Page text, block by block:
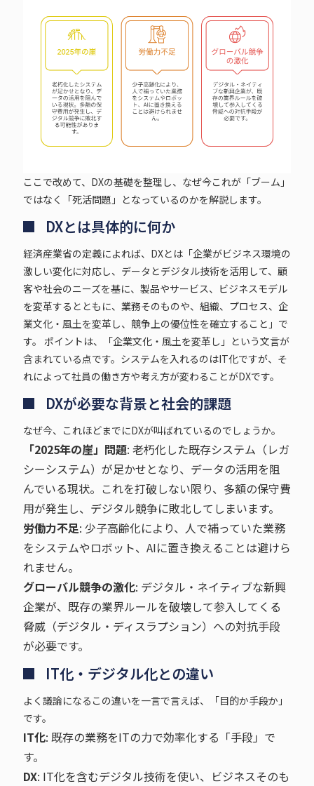
ここで改めて、DXの基礎を整理し、なぜ今これが「ブーム」
ではなく「死活問題」となっているのかを解説します。
DXとは具体的に何か
経済産業省の定義によれば、DXとは「企業がビジネス環境の
激しい変化に対応し、データとデジタル技術を活用して、顧
客や社会のニーズを基に、製品やサービス、ビジネスモデル
を変革するとともに、業務そのものや、組織、プロセス、企
業文化・風土を変革し、競争上の優位性を確立すること」で
す。 ポイントは、「企業文化・風土を変革し」という文言が
含まれている点です。システムを入れるのはIT化ですが、そ
れによって社員の働き方や考え方が変わることがDXです。
DXが必要な背景と社会的課題
なぜ今、これほどまでにDXが叫ばれているのでしょうか。
「2025年の崖」問題: 老朽化した既存システム（レガ
シーシステム）が足かせとなり、データの活用を阻
んでいる現状。これを打破しない限り、多額の保守費
用が発生し、デジタル競争に敗北してしまいます。
労働力不足: 少子高齢化により、人で補っていた業務
をシステムやロボット、AIに置き換えることは避けら
れません。
グローバル競争の激化: デジタル・ネイティブな新興
企業が、既存の業界ルールを破壊して参入してくる
脅威（デジタル・ディスラプション）への対抗手段
が必要です。
IT化・デジタル化との違い
よく議論になるこの違いを一言で言えば、「目的か手段か」
です。
IT化: 既存の業務をITの力で効率化する「手段」で
す。
DX: IT化を含むデジタル技術を使い、ビジネスそのも